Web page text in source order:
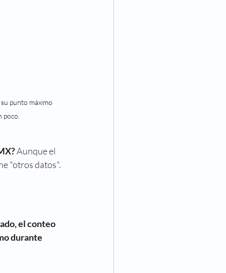
punto máximo
Aunque el
"otros datos".
el conteo
durante